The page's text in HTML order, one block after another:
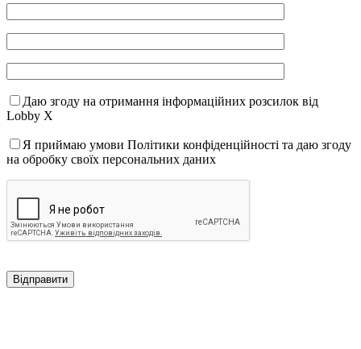
Даю згоду на отримання інформаційних розсилок від
Lobby X
Я приймаю умови Політики конфіденційності та даю згоду
на обробку своїх персональних даних